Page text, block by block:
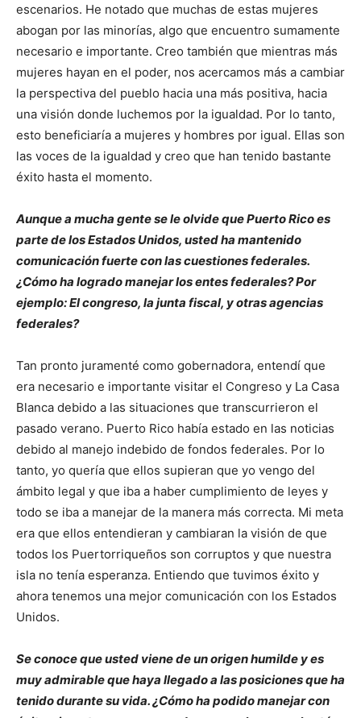
escenarios. He notado que muchas de estas mujeres
abogan por las minorías, algo que encuentro sumamente
necesario e importante. Creo también que mientras más
mujeres hayan en el poder, nos acercamos más a cambiar
la perspectiva del pueblo hacia una más positiva, hacia
una visión donde luchemos por la igualdad. Por lo tanto,
esto beneficiaría a mujeres y hombres por igual. Ellas son
las voces de la igualdad y creo que han tenido bastante
éxito hasta el momento.
Aunque a mucha gente se le olvide que Puerto Rico es
parte de los Estados Unidos, usted ha mantenido
comunicación fuerte con las cuestiones federales.
¿Cómo ha logrado manejar los entes federales? Por
ejemplo: El congreso, la junta fiscal, y otras agencias
federales?
Tan pronto juramenté como gobernadora, entendí que
era necesario e importante visitar el Congreso y La Casa
Blanca debido a las situaciones que transcurrieron el
pasado verano. Puerto Rico había estado en las noticias
debido al manejo indebido de fondos federales. Por lo
tanto, yo quería que ellos supieran que yo vengo del
ámbito legal y que iba a haber cumplimiento de leyes y
todo se iba a manejar de la manera más correcta. Mi meta
era que ellos entendieran y cambiaran la visión de que
todos los Puertorriqueños son corruptos y que nuestra
isla no tenía esperanza. Entiendo que tuvimos éxito y
ahora tenemos una mejor comunicación con los Estados
Unidos.
Se conoce que usted viene de un origen humilde y es
muy admirable que haya llegado a las posiciones que ha
tenido durante su vida. ¿Cómo ha podido manejar con